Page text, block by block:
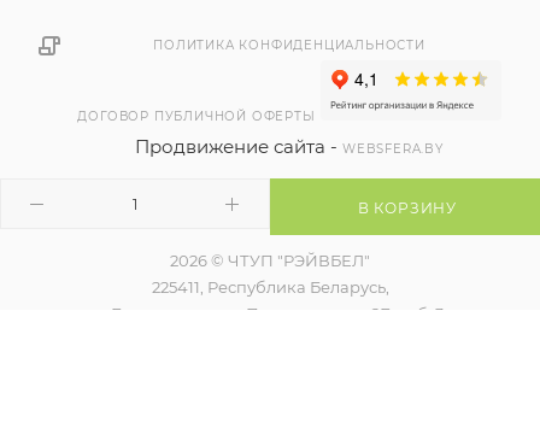
В КОРЗИНУ
ПОЛИТИКА КОНФИДЕНЦИАЛЬНОСТИ
ДОГОВОР ПУБЛИЧНОЙ ОФЕРТЫ
Продвижение сайта -WEBSFERA.BY
2026 © ЧТУП "РЭЙВБЕЛ"
225411, Республика Беларусь,
г. Барановичи, ул. Пролетарская, 2Б, каб. 3